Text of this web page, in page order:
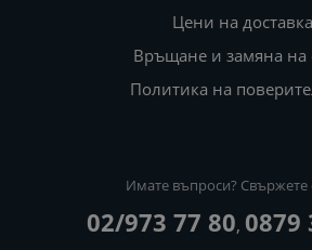
Цени на доставка
Връщане и замяна на
Политика на
Имате въпроси? Свържете
02/973 77 80, 0879